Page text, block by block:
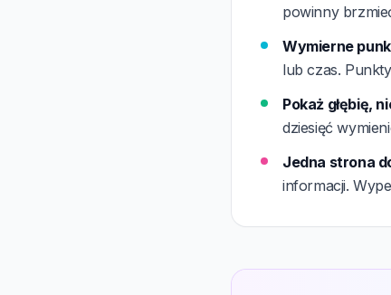
powinny
Wymierne
lub czas.
Pokaż głębię,
dziesięć
Jedna strona
informacji.